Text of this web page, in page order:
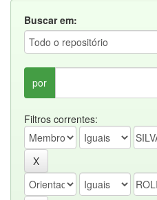
Buscar em:
por
Filtros correntes: